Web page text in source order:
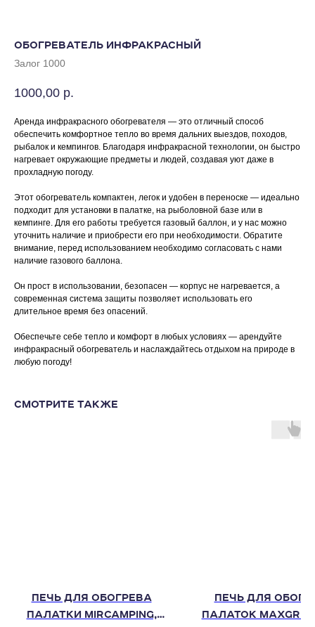
ОБОГРЕВАТЕЛЬ ИНФРАКРАСНЫЙ
Залог 1000
1000,00 р.
Аренда инфракрасного обогревателя — это отличный способ
обеспечить комфортное тепло во время дальних выездов, походов,
рыбалок и кемпингов. Благодаря инфракрасной технологии, он быстро
нагревает окружающие предметы и людей, создавая уют даже в
прохладную погоду.
Этот обогреватель компактен, легок и удобен в переноске — идеально
подходит для установки в палатке, на рыболовной базе или в
кемпинге. Для его работы требуется газовый баллон, и у нас можно
уточнить наличие и приобрести его при необходимости. Обратите
внимание, перед использованием необходимо согласовать с нами
наличие газового баллона.
Он прост в использовании, безопасен — корпус не нагревается, а
современная система защиты позволяет использовать его
длительное время без опасений.
Обеспечьте себе тепло и комфорт в любых условиях — арендуйте
инфракрасный обогреватель и наслаждайтесь отдыхом на природе в
любую погоду!
СМОТРИТЕ ТАКЖЕ
ПЕЧЬ ДЛЯ ОБОГРЕВА
ПАЛАТКИ MIRCAMPING,
ПЕЧЬ ДЛЯ
ПАЛАТОК